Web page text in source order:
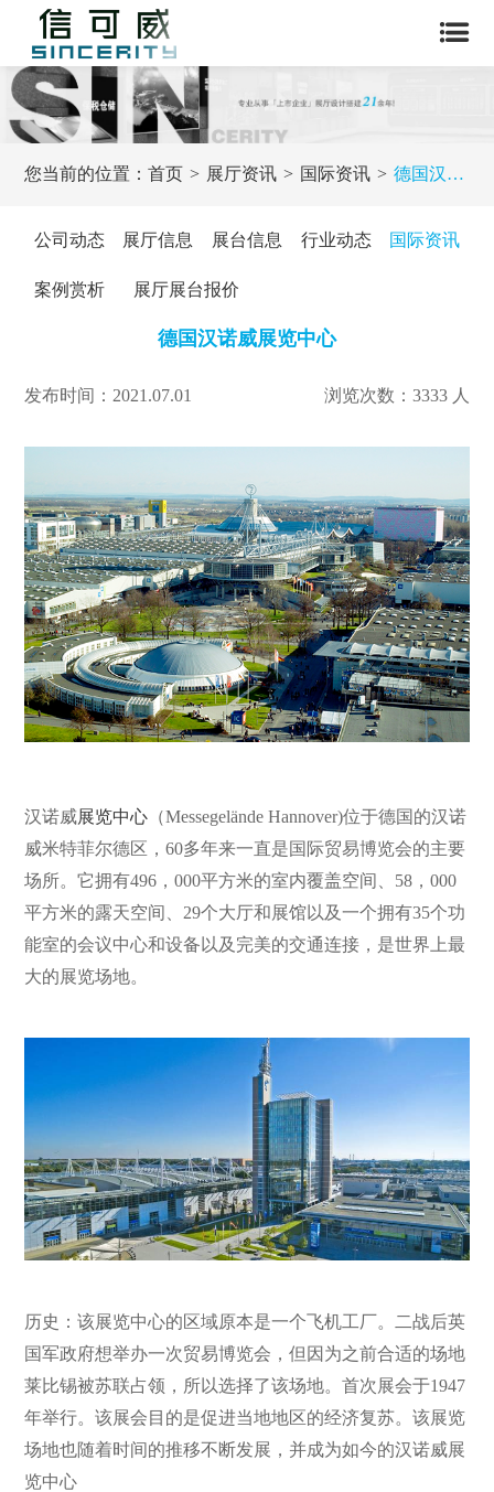
您当前的位置：首页 展厅资讯 国际资讯 德国汉诺威展览中心
公司动态 展厅信息 展台信息 行业动态 国际资讯
案例赏析 展厅展台报价
德国汉诺威展览中心
发布时间：2021.07.01 浏览次数：3333 人
汉诺威展览中心 （Messegelände Hannover)位于德国的汉诺
威米特菲尔德区，60多年来一直是国际贸易博览会的主要
场所。它拥有496，000平方米的室内覆盖空间、58，000
平方米的露天空间、29个大厅和展馆以及一个拥有35个功
能室的会议中心和设备以及完美的交通连接，是世界上最
大的展览场地。
历史：该展览中心的区域原本是一个飞机工厂。二战后英
国军政府想举办一次贸易博览会，但因为之前合适的场地
莱比锡被苏联占领，所以选择了该场地。首次展会于1947
年举行。该展会目的是促进当地地区的经济复苏。该展览
场地也随着时间的推移不断发展，并成为如今的汉诺威展
览中心